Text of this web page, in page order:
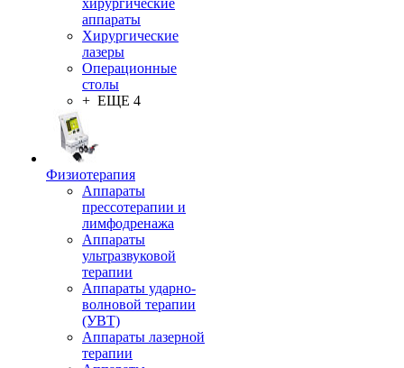
хирургические
аппараты
Хирургические
лазеры
Операционные
столы
+ ЕЩЕ 4
Физиотерапия
Аппараты
прессотерапии и
лимфодренажа
Аппараты
ультразвуковой
терапии
Аппараты ударно-
волновой терапии
(УВТ)
Аппараты лазерной
терапии